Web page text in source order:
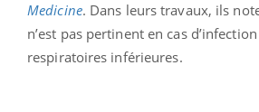
Medicine. Dans leurs travaux, ils
n’est pas pertinent en cas
respiratoires inférieures.